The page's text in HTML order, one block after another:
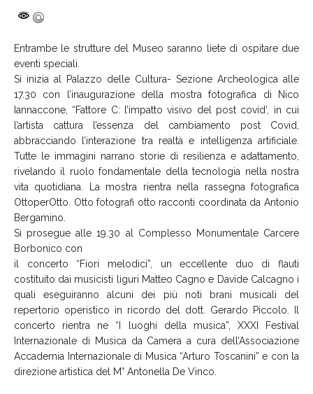
Entrambe le strutture del Museo saranno liete di ospitare due
eventi speciali.
Si inizia al Palazzo delle Cultura- Sezione Archeologica alle
17.30 con l’inaugurazione della mostra fotografica di Nico
Iannaccone, “Fattore C: l’impatto visivo del post covid’, in cui
l’artista cattura l’essenza del cambiamento post Covid,
abbracciando l’interazione tra realtà e intelligenza artificiale.
Tutte le immagini narrano storie di resilienza e adattamento,
rivelando il ruolo fondamentale della tecnologia nella nostra
vita quotidiana. La mostra rientra nella rassegna fotografica
OttoperOtto. Otto fotografi otto racconti coordinata da Antonio
Bergamino.
Si prosegue alle 19.30 al Complesso Monumentale Carcere
Borbonico con
il concerto “Fiori melodici”, un eccellente duo di flauti
costituito dai musicisti liguri Matteo Cagno e Davide Calcagno i
quali eseguiranno alcuni dei più noti brani musicali del
repertorio operistico in ricordo del dott. Gerardo Piccolo. Il
concerto rientra ne “I luoghi della musica”, XXXI Festival
Internazionale di Musica da Camera a cura dell’Associazione
Accademia Internazionale di Musica “Arturo Toscanini” e con la
direzione artistica del M° Antonella De Vinco.